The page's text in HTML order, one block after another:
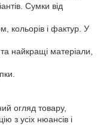
Сумки від
кольорів і фактур. У
найкращі матеріали,
огляд товару,
з усіх нюансів і